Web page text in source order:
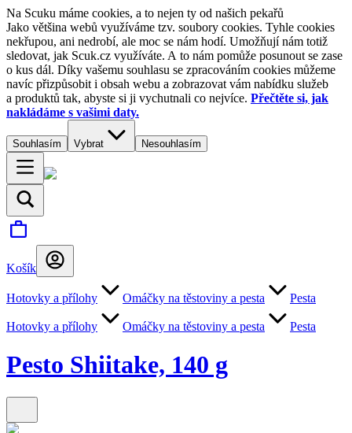
Na Scuku máme cookies, a to nejen ty od našich pekařů
Jako většina webů využíváme tzv. soubory cookies. Tyhle cookies
nekřupou, ani nedrobí, ale moc se nám hodí. Umožňují nám totiž
sledovat, jak Scuk.cz využíváte. A to nám pomůže posunout se zase
o kus dál. Díky vašemu souhlasu se zpracováním cookies můžeme
navíc přizpůsobit i obsah webu a zobrazovat vám nabídku služeb
a produktů tak, abyste si ji vychutnali co nejvíce. Přečtěte si, jak
nakládáme s vašimi daty.
Souhlasím Vybrat Nesouhlasím
Košík
Hotovky a přílohy Omáčky na těstoviny a pesta Pesta
Hotovky a přílohy Omáčky na těstoviny a pesta Pesta
Pesto Shiitake, 140 g